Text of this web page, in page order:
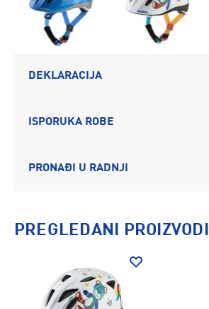
DEKLARACIJA
ISPORUKA ROBE
PRONAĐI U RADNJI
PREGLEDANI PROIZVODI